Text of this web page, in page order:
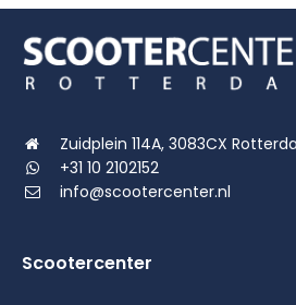
Zuidplein 114A, 3083CX
+31 10 2102152
info@scootercenter.nl
Scootercenter